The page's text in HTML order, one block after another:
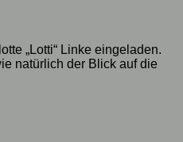
„Lotti“ Linke eingeladen.
natürlich der Blick auf die